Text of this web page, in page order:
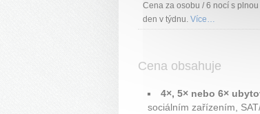
Cena za osobu / 6 nocí s
den v týdnu. Více…
Cena obsahuje
4×, 5× nebo 6×
sociálním zařízením,